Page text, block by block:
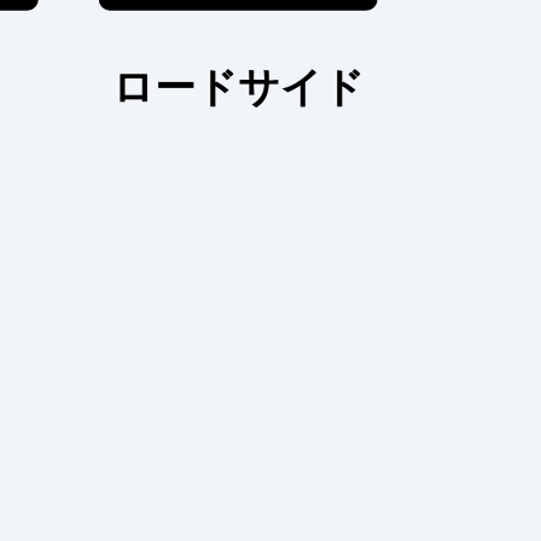
ロードサイド